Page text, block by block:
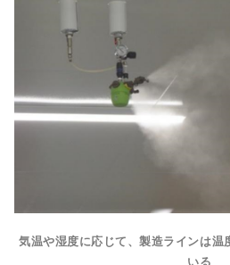
気温や湿度に応じて、製造ラインは温
いる